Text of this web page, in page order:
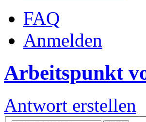
FAQ
Anmelden
Arbeitspunkt
Antwort erstellen